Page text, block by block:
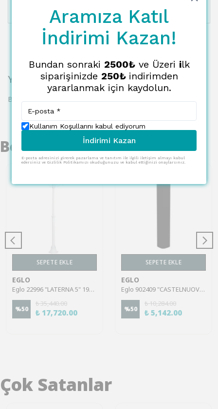
8522.23 TL 710.19 TL
Yorumlar
Bu ürün için henüz yorum yapılmamış.
Benzer Ürünler
SEPETE EKLE
EGLO
Eglo 22996 "LATERNA 5" 192 Cm Yüksekliğinde Alüminyum Döküm Dış Mekan Bahçe Aydınlatması Direk Ip44
%50
₺ 35,440.00
₺ 17,720.00
SEPETE EKLE
EGLO
Eglo 902409 "CASTELNUOVO" 50 Cm Yüksekliğinde Siyah Dokulu Alüminyum Dış Mekan Bahçe Aydınlatması Direk Ip65
%50
₺ 10,284.00
₺ 5,142.00
Çok Satanlar
Aramıza Katıl
İndirimi Kazan!
Bundan sonraki 2500₺ve Üzeri ilk
siparişinizde 250₺ indirimden
yararlanmak için kaydolun.
Kullanım Koşullarını kabul ediyorum
İndirimi Kazan
E-posta adresinizi girerek pazarlama ve tanıtım ile ilgili iletişim almayı kabul
edersiniz ve Gizlilik Politikamızı okuduğunuzu ve kabul ettiğinizi onaylarsınız.